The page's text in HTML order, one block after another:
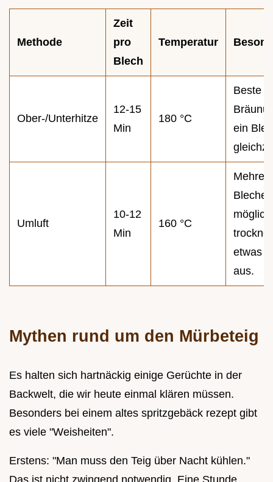
Methode
Zeit
pro
Blech
Temperatur
Ober-/Unterhitze
12-15
Min
180 °C
Beste
ein
Umluft
10-12
Min
160 °C
Bleche
trocknet
etwas
aus.
Mythen rund um den Mürbeteig
Es halten sich hartnäckig einige Gerüchte in der
Backwelt, die wir heute einmal klären müssen.
Besonders bei einem altes spritzgebäck rezept gibt
es viele "Weisheiten".
Erstens: "Man muss den Teig über Nacht kühlen."